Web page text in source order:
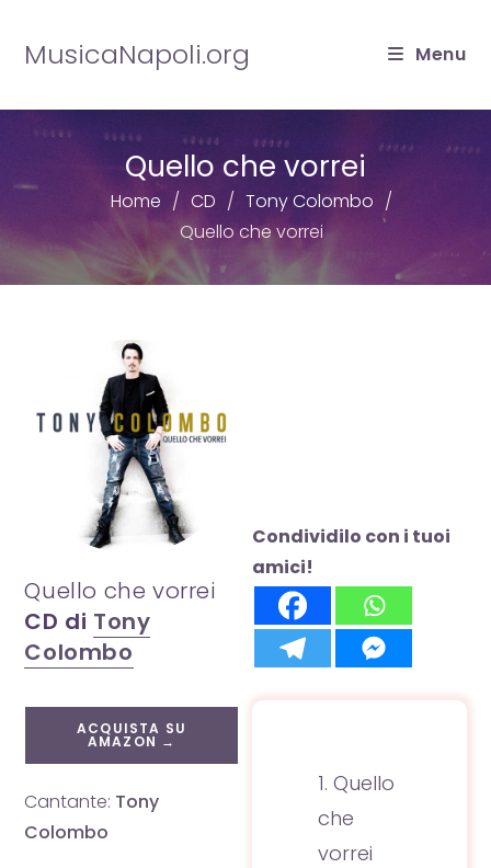
contenuto
MusicaNapoli.org Menu
Quello che vorrei
Home CD
Tony Colombo
Quello che vorrei
Quello che vorrei
CD di Tony
Colombo
ACQUISTA SU
AMAZON →
Cantante: Tony
Colombo
Condividilo con i tuoi
amici!
Quello
che
vorrei